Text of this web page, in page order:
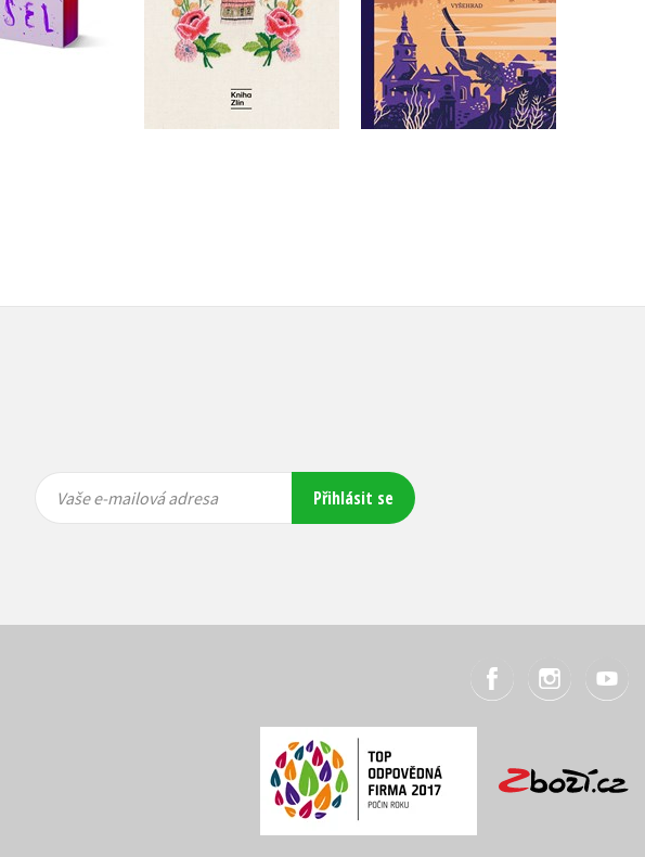
Do košíku Do košíku
375 Kč
Do košíku
449 Kč
359 Kč
mailová
mailová
Vaše e-mailová adresa Přihlásit se